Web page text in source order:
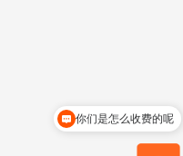
现在有优惠活动吗